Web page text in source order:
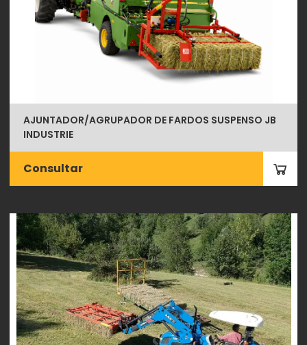
AJUNTADOR/AGRUPADOR DE FARDOS SUSPENSO JB
INDUSTRIE
Consultar